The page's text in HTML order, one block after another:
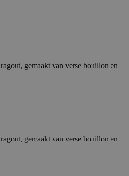
gemaakt van verse bouillon en
gemaakt van verse bouillon en